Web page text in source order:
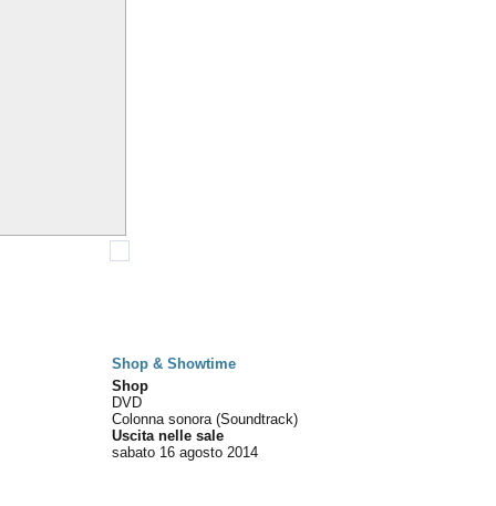
Shop & Showtime
Shop
DVD
Colonna sonora (Soundtrack)
Uscita nelle sale
sabato 16 agosto 2014